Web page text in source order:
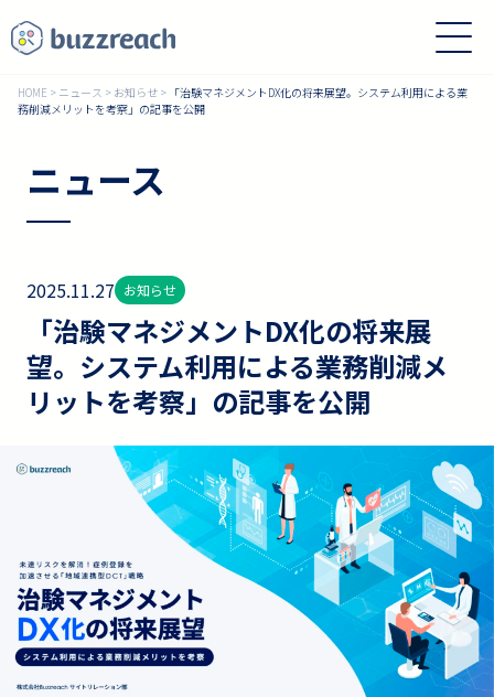
HOME > ニュース > お知らせ > 「治験マネジメントDX化の将来展望。システム利用による業
務削減メリットを考察」の記事を公開
ニュース
2025.11.27 お知らせ
「治験マネジメントDX化の将来展
望。システム利用による業務削減メ
リットを考察」の記事を公開